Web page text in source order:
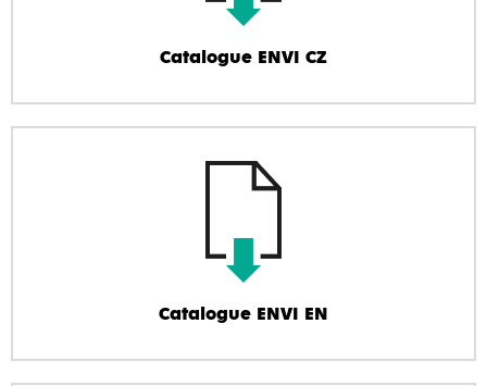
Catalogue ENVI CZ
Catalogue ENVI EN